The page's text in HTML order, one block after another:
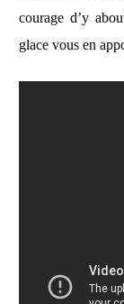
courage d’y
glace vous en